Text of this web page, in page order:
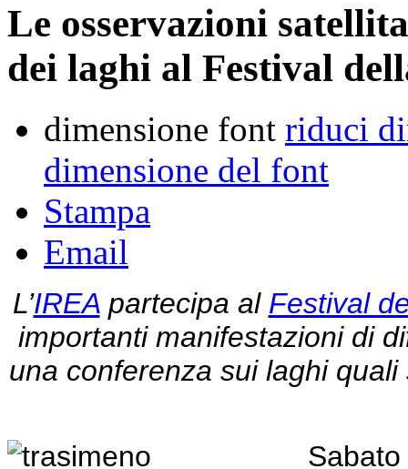
Le osservazioni
dei laghi al Festival
dimensione font riduci
dimensione del font
Stampa
Email
L’IREApartecipa al Festival
importanti manifestazioni di
una conferenza sui laghi